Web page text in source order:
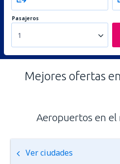
Pasajeros
1
Mejores ofertas
Aeropuertos en
Ver ciudades